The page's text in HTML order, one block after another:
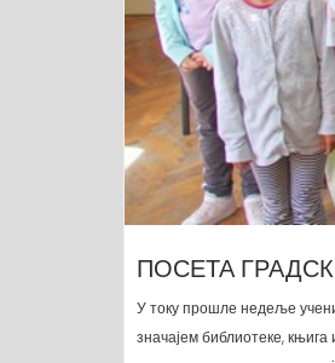
ПОСЕТА
У току прошле недеље
значајем библиотеке,